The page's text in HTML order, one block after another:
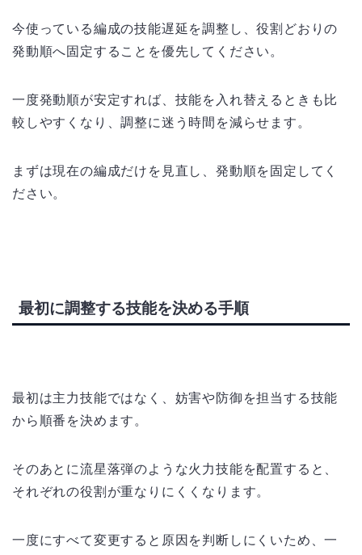
今使っている編成の技能遅延を調整し、役割どおりの
発動順へ固定することを優先してください。
一度発動順が安定すれば、技能を入れ替えるときも比
較しやすくなり、調整に迷う時間を減らせます。
まずは現在の編成だけを見直し、発動順を固定してく
ださい。
最初に調整する技能を決める手順
最初は主力技能ではなく、妨害や防御を担当する技能
から順番を決めます。
そのあとに流星落弾のような火力技能を配置すると、
それぞれの役割が重なりにくくなります。
一度にすべて変更すると原因を判断しにくいため、一